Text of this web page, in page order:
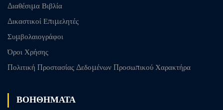
Διαθέσιμα Βιβλία
Δικαστικοί Επιμελητές
Συμβολαιογράφοι
Όροι Χρήσης
Πολιτική Προστασίας Δεδομένων Προσωπικού Χαρακτήρα
ΒΟΗΘΗΜΑΤΑ